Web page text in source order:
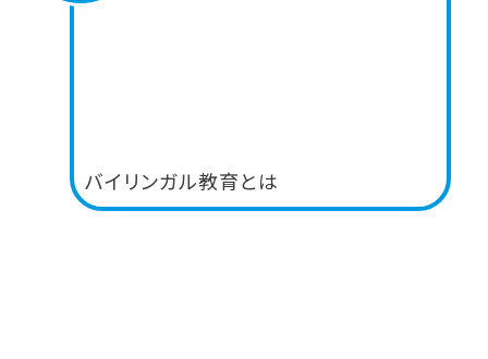
バイリンガル教育とは